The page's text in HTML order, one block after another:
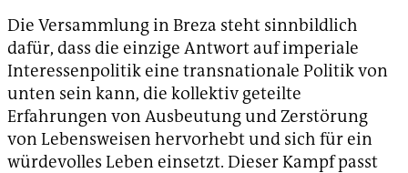
Die Versammlung in Breza steht sinnbildlich
dafür, dass die einzige Antwort auf imperiale
Interessenpolitik eine transnationale Politik von
unten sein kann, die kollektiv geteilte
Erfahrungen von Ausbeutung und Zerstörung
von Lebensweisen hervorhebt und sich für ein
würdevolles Leben einsetzt. Dieser Kampf passt